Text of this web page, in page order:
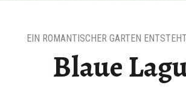
Blaue
EIN ROMANTISCHER GARTEN ENTSTEHT